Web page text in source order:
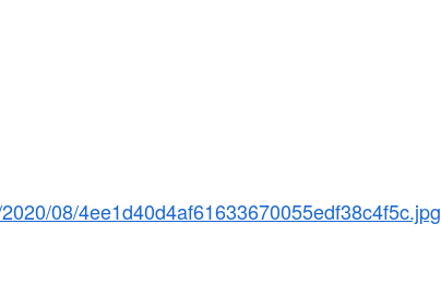
08/4ee1d40d4af61633670055edf38c4f5c.jpg